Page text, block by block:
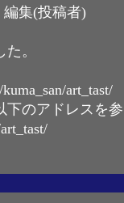
編集(投稿者)
。
art_tast/
下のアドレスを